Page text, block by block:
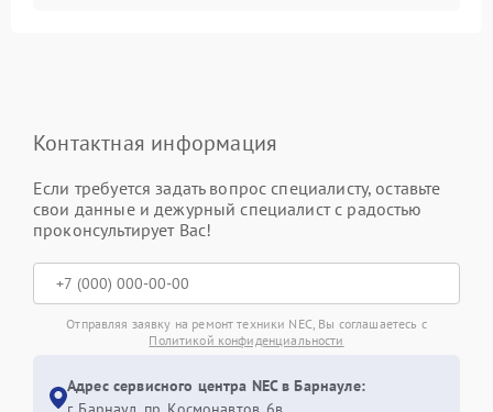
Контактная информация
Если требуется задать вопрос специалисту, оставьте
свои данные и дежурный специалист с радостью
проконсультирует Вас!
Отправляя заявку на ремонт техники NEC, Вы соглашаетесь с
Политикой конфиденциальности
Адрес сервисного центра NEC в Барнауле: